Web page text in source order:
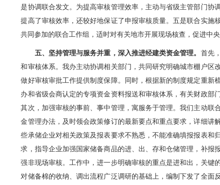
是协调联合发文。为提高审核管理效率，主动与省级主管部门
提高了审核效率，还较好地保证了申报审核质量。五是联合实
共同参加的联合工作组，适时对有关地市开展现场核查，促进中
五、坚持管理与服务并重，深入推进经建类资金管理。 首先
和审核体系。我办主动协调相关部门，共同研究明确城市棚户
做好审核审批工作提供制度保障。同时，根据新的制度规定重
办和省级会商认定的专项资金资料报送和审核体系，有关财政
其次，加强审核的事前、事中管理，寓服务于管理。我们主动
金管理办法，及时领会政策修订的最新要点和重点要求，详细
些承储企业对相关政策及报表要求不熟悉，不能准确填报报表
求，指导企业加强国家储备商品的进、出、存和仓储管理，补
强非现场审核。工作中，进一步明确审核的重点是进和出，关
对储备棉的收纳、调出流程广泛调研的基础上，编制下发了全